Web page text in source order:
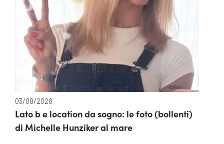
03/08/2026
Lato b e location da sogno: le foto (bollenti)
di Michelle Hunziker al mare